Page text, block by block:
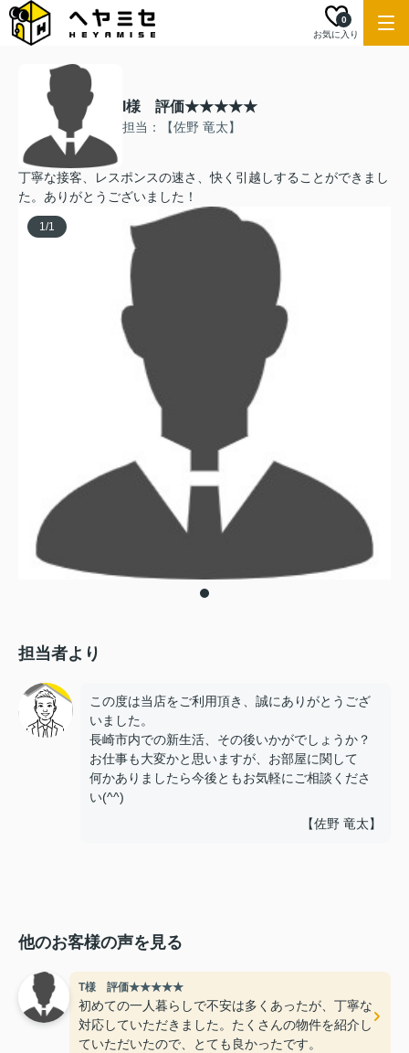
お気に入り
0
I様 評価★★★★★
担当：【佐野 竜太】
丁寧な接客、レスポンスの速さ、快く引越しすることができまし
た。ありがとうございました！
1/1
担当者より
この度は当店をご利用頂き、誠にありがとうござ
いました。
長崎市内での新生活、その後いかがでしょうか？
お仕事も大変かと思いますが、お部屋に関して
何かありましたら今後ともお気軽にご相談くださ
い(^^)
【佐野 竜太】
他のお客様の声を見る
T様 評価★★★★★
初めての一人暮らしで不安は多くあったが、丁寧な
対応していただきました。たくさんの物件を紹介し
ていただいたので、とても良かったです。